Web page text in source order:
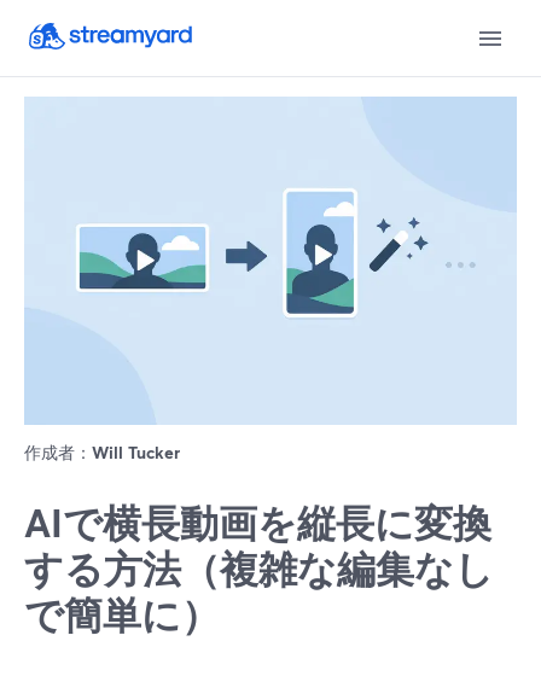
作成者： Will Tucker
AIで横長動画を縦長に変換
する方法（複雑な編集なし
で簡単に）